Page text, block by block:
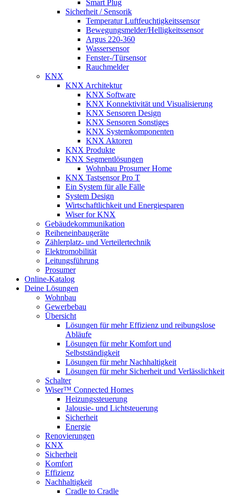
Smart Plug
Sicherheit / Sensorik
Temperatur Luftfeuchtigkeitssensor
Bewegungsmelder/Helligkeitssensor
Argus 220-360
Wassersensor
Fenster-/Türsensor
Rauchmelder
KNX
KNX Architektur
KNX Software
KNX Konnektivität und Visualisierung
KNX Sensoren Design
KNX Sensoren Sonstiges
KNX Systemkomponenten
KNX Aktoren
KNX Produkte
KNX Segmentlösungen
Wohnbau Prosumer Home
KNX Tastsensor Pro T
Ein System für alle Fälle
System Design
Wirtschaftlichkeit und Energiesparen
Wiser for KNX
Gebäudekommunikation
Reiheneinbaugeräte
Zählerplatz- und Verteilertechnik
Elektromobilität
Leitungsführung
Prosumer
Online-Katalog
Deine Lösungen
Wohnbau
Gewerbebau
Übersicht
Lösungen für mehr Effizienz und reibungslose
Abläufe
Lösungen für mehr Komfort und
Selbstständigkeit
Lösungen für mehr Nachhaltigkeit
Lösungen für mehr Sicherheit und Verlässlichkeit
Schalter
Wiser™ Connected Homes
Heizungssteuerung
Jalousie- und Lichtsteuerung
Sicherheit
Energie
Renovierungen
KNX
Sicherheit
Komfort
Effizienz
Nachhaltigkeit
Cradle to Cradle